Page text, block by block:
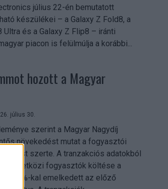
július 22-én bemutatott
készülékei – a Galaxy Z Fold8, a
Ultra és a Galaxy Z Flip8 – iránti
piacon is felülmúlja a korábbi...
hozott a Magyar
július 30.
szerint a Magyar Nagydíj
növekedést mutat a fogyasztói
szerte. A tranzakciós adatokból
nemzetközi fogyasztók költése a
26%-kal emelkedett az előző